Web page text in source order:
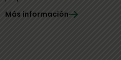
Más información